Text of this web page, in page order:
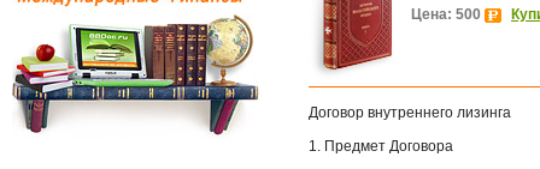
Цена: 500
Договор внутреннего лизинга
1. Предмет Договора